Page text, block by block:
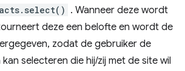
. Wanneer deze wordt
deze een belofte en wordt de
zodat de gebruiker de
selecteren die hij/zij met de site wil